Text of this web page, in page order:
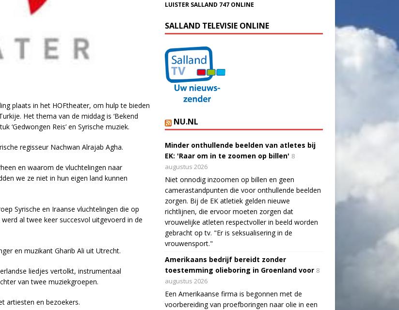
plaats in het HOFtheater, om hulp te bieden
Het thema van de middag is ‘Bekend
‘Gedwongen Reis’ en Syrische muziek.
regisseur Nachwan Alrajab Agha.
en waarom de vluchtelingen naar
we ze niet in hun eigen land kunnen
Syrische en Iraanse vluchtelingen die op
al twee keer succesvol uitgevoerd in de
en muzikant Gharib Ali uit Utrecht.
liedjes vertolkt, instrumentaal
van twee muziekgroepen.
artiesten en bezoekers.
LUISTER SALLAND 747 ONLINE
SALLAND TELEVISIE ONLINE
NU.NL
Minder onthullende beelden van atletes bij
EK: 'Raar om in te zoomen op billen' 8
augustus 2026
Niet onnodig inzoomen op billen en geen
camerastandpunten die voor onthullende beelden
zorgen. Bij de EK atletiek gelden nieuwe
richtlijnen, die ervoor moeten zorgen dat
vrouwelijke atleten respectvoller in beeld worden
gebracht op tv. "Er is seksualisering in de
vrouwensport."
Amerikaans bedrijf bereidt zonder
toestemming olieboring in Groenland voor 8
augustus 2026
Een Amerikaanse firma is begonnen met de
voorbereiding van proefboringen naar olie in een